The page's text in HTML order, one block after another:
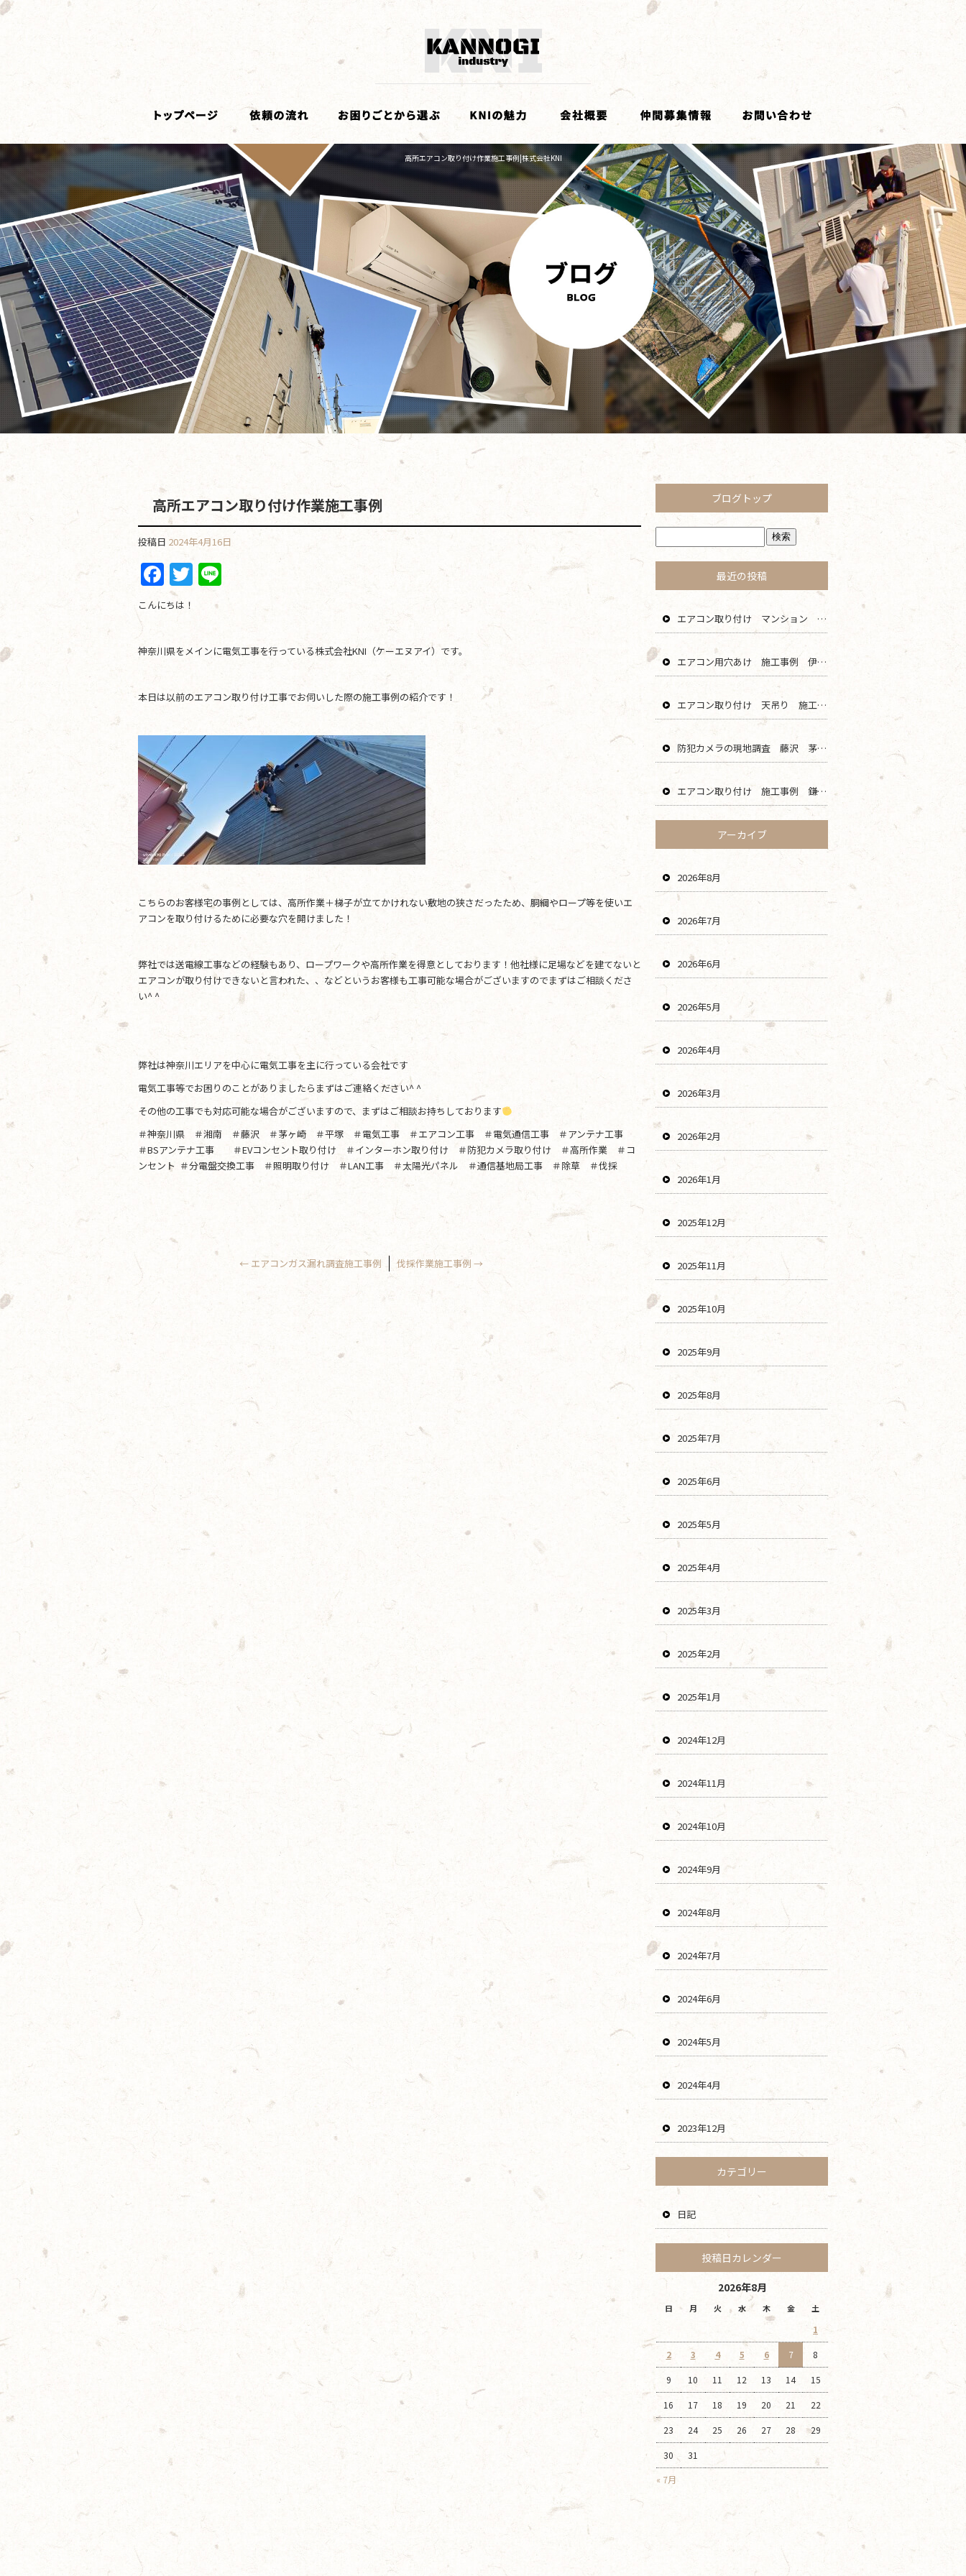
高所エアコン取り付け作業施工事例|株式会社KNI
高所エアコン取り付け作業施工事例
投稿日 2024年4月16日
F
a
c
e
b
o
o
k
T
w
er
こんにちは！
神奈川県をメインに電気工事を行っている株式会社KNI（ケーエヌアイ）です。
本日は以前のエアコン取り付け工事でお伺いした際の施工事例の紹介です！
こちらのお客様宅の事例としては、高所作業＋梯子が立てかけれない敷地の狭さだったため、胴綱やロープ等を使いエ
アコンを取り付けるために必要な穴を開けました！
弊社では送電線工事などの経験もあり、ロープワークや高所作業を得意としております！他社様に足場などを建てないと
エアコンが取り付けできないと言われた、、などというお客様も工事可能な場合がございますのでまずはご相談くださ
い^ ^
弊社は神奈川エリアを中心に電気工事を主に行っている会社です
電気工事等でお困りのことがありましたらまずはご連絡ください^ ^
その他の工事でも対応可能な場合がございますので、まずはご相談お持ちしております
＃神奈川県 ＃湘南 ＃藤沢 ＃茅ヶ崎 ＃平塚 ＃電気工事 ＃エアコン工事 ＃電気通信工事 ＃アンテナ工事
＃BSアンテナ工事 ＃EVコンセント取り付け ＃インターホン取り付け ＃防犯カメラ取り付け ＃高所作業 ＃コ
ンセント ＃分電盤交換工事 ＃照明取り付け ＃LAN工事 ＃太陽光パネル ＃通信基地局工事 ＃除草 ＃伐採
← エアコンガス漏れ調査施工事例 伐採作業施工事例 →
ブログトップ
最近の投稿
エアコン取り付け マンション 鎌倉 逗子 藤沢 横浜 エリア
エアコン用穴あけ 施工事例 伊勢原 秦野 平塚 二宮 エリア
エアコン取り付け 天吊り 施工事例 海老名 厚木 大和 綾瀬 エリア
防犯カメラの現地調査 藤沢 茅ヶ崎 平塚 寒川 エリア
エアコン取り付け 施工事例 鎌倉 横浜 葉山 逗子 川崎 エリア
アーカイブ
2026年8月
2026年7月
2026年6月
2026年5月
2026年4月
2026年3月
2026年2月
2026年1月
2025年12月
2025年11月
2025年10月
2025年9月
2025年8月
2025年7月
2025年6月
2025年5月
2025年4月
2025年3月
2025年2月
2025年1月
2024年12月
2024年11月
2024年10月
2024年9月
2024年8月
2024年7月
2024年6月
2024年5月
2024年4月
2023年12月
カテゴリー
日記
投稿日カレンダー
2026年8月
日 月 火 水 木 金 土
« 7月
1
2 3 4 5 6 7 8
9 10 11 12 13 14 15
16 17 18 19 20 21 22
23 24 25 26 27 28 29
30 31